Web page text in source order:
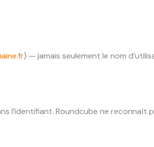
) — jamais seulement le nom
l’identifiant. Roundcube ne reconnaît